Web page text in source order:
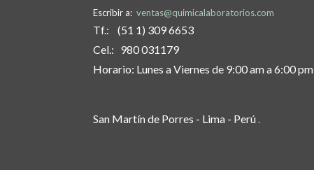
Escribir a: ventas@quimicalaboratorios.com
Tf.: (51 1) 309 6653
Cel.: 980 031179
Horario: Lunes a Viernes de 9:00 am a 6:00 pm
San Martín de Porres - Lima - Perú .